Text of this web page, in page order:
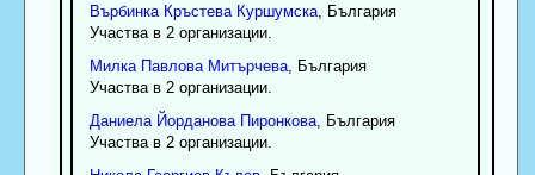
Върбинка Кръстева Куршумска, България
Участва в 2 организации.
Милка Павлова Митърчева, България
Участва в 2 организации.
Даниела Йорданова Пиронкова, България
Участва в 2 организации.